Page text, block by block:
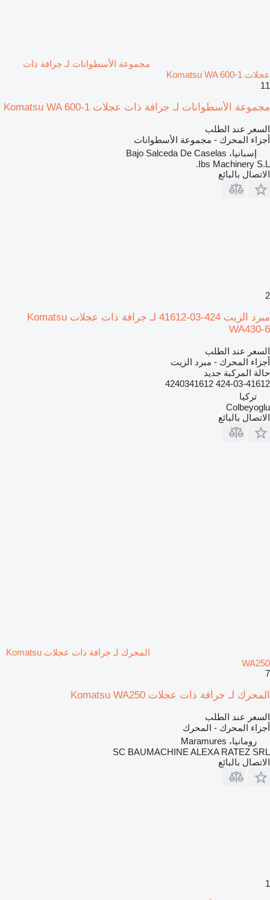
مجموعة الأسطوانات لـ جرافة ذات
عجلات Komatsu WA 600-1
11
مجموعة الأسطوانات لـ جرافة ذات عجلات Komatsu WA 600-1
السعر عند الطلب
أجزاء المحرك - مجموعة الأسطوانات
إسبانيا، Bajo Salceda De Caselas
Ibs Machinery S.L.
الاتصال بالبائع
2
مبرد الزيت 424-03-41612 لـ جرافة ذات عجلات Komatsu
WA430-6
السعر عند الطلب
أجزاء المحرك - مبرد الزيت
حالة المركبة جديد
424-03-41612 4240341612
تركيا
Colbeyoglu
الاتصال بالبائع
المحرك لـ جرافة ذات عجلات Komatsu
WA250
7
المحرك لـ جرافة ذات عجلات Komatsu WA250
السعر عند الطلب
أجزاء المحرك - المحرك
رومانيا، Maramures
SC BAUMACHINE ALEXA RATEZ SRL
الاتصال بالبائع
1